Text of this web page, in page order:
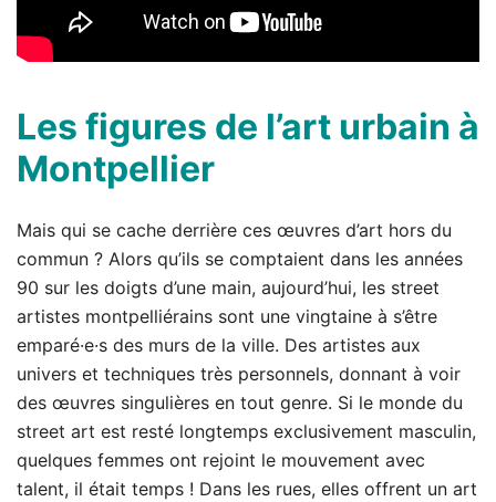
Les figures de l’art urbain à
Montpellier
Mais qui se cache derrière ces œuvres d’art hors du
commun ? Alors qu’ils se comptaient dans les années
90 sur les doigts d’une main, aujourd’hui, les street
artistes montpelliérains sont une vingtaine à s’être
emparé·e·s des murs de la ville. Des artistes aux
univers et techniques très personnels, donnant à voir
des œuvres singulières en tout genre. Si le monde du
street art est resté longtemps exclusivement masculin,
quelques femmes ont rejoint le mouvement avec
talent, il était temps ! Dans les rues, elles offrent un art